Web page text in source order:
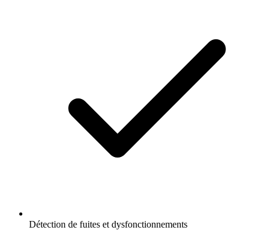
Détection de fuites et dysfonctionnements